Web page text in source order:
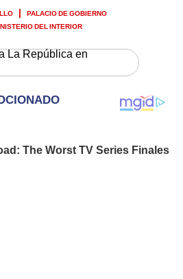
PALACIO DE GOBIERNO
DEL INTERIOR
La República en